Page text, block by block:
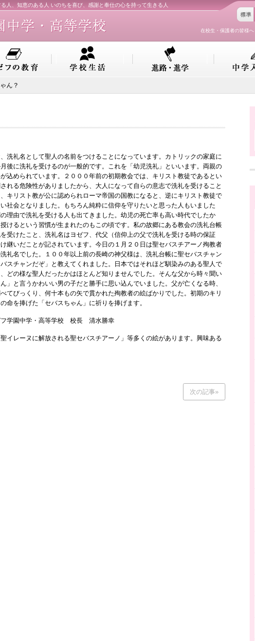
人、知恵のある人 いのちを喜び、感謝と奉仕の心を持って生きる人
在校生・保護者の皆様へ
ん？
洗礼名として聖人の名前をつけることになっています。カトリックの家庭に
後に洗礼を受けるのが一般的です。これを「幼児洗礼」といいます。両親の
込められています。２０００年前の初期教会では、キリスト教徒であるとい
れる危険性がありましたから、大人になって自らの意志で洗礼を受けること
キリスト教が公に認められローマ帝国の国教になると、逆にキリスト教徒で
社会となりました。もちろん純粋に信仰を守りたいと思った人もいました
理由で洗礼を受ける人も出てきました。幼児の死亡率も高い時代でしたか
けるという習慣が生まれたのもこの頃です。私の故郷にある教会の洗礼台帳
受けたこと、洗礼名はヨゼフ、代父（信仰上の父で洗礼を受ける時の保証
継いだことが記されています。今日の１月２０日は聖セバスチアーノ殉教者
礼名でした。１００年以上前の長崎の神父様は、洗礼台帳に聖セバスチャン
スチャンだぞ」と教えてくれました。日本ではそれほど馴染みのある聖人で
どの様な聖人だったかはほとんど知りませんでした。そんな父から時々聞い
」と言うかわいい男の子だと勝手に思い込んでいました。父が亡くなる時、
てびっくり、何十本もの矢で貫かれた殉教者の絵ばかりでした。初期のキリ
命を捧げた「セバスちゃん」に祈りを捧げます。
フ学園中学・高等学校 校長 清水勝幸
イレーヌに解放される聖セバスチアーノ」等多くの絵があります。興味ある
次の記事»